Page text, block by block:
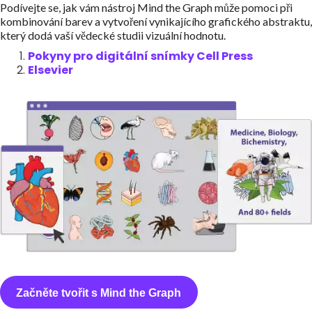
Podívejte se, jak vám nástroj Mind the Graph může pomoci při
kombinování barev a vytvoření vynikajícího grafického abstraktu,
který dodá vaší vědecké studii vizuální hodnotu.
Pokyny pro digitální snímky Cell Press
Elsevier
Začněte tvořit s Mind the Graph